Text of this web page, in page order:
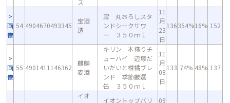
ス
画
像
54 4904670493345
宝酒
造
宝 丸おろしスタ
ンドシークサワ
ー ３５０ｍｌ
11
月
23
日
136354%16% 152
画
像
55 4901411146362
麒麟
麦酒
キリン 本搾りチ
ューハイ 辺塚だ
いだいと柑橘ブレ
ンド 季節厳選
缶 ３５０ｍｌ
11
月
08
日
133 74% 48% 137
イオ
イオントップバリ
09